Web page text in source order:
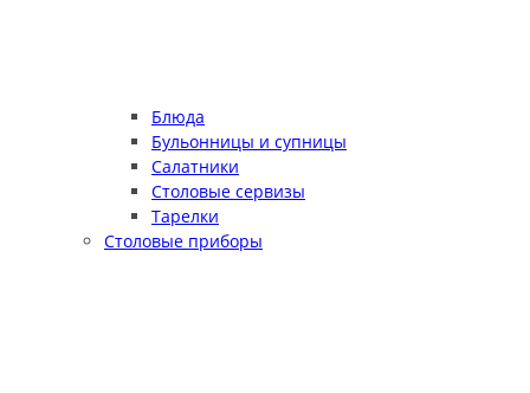
Блюда
Бульонницы и супницы
Салатники
Столовые сервизы
Тарелки
Столовые приборы